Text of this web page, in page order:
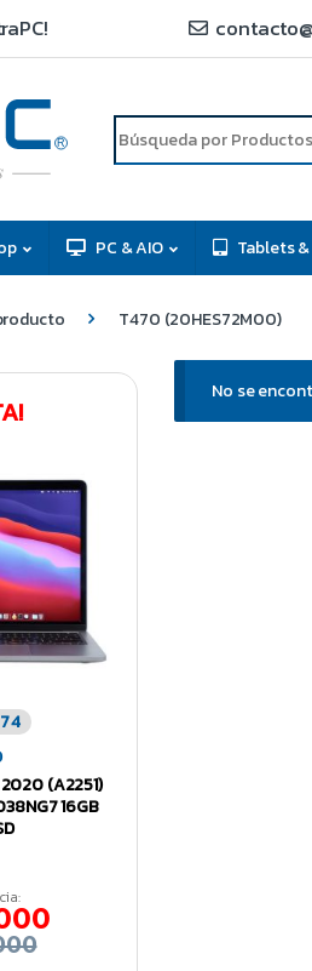
R
PC & AIO Tablets
T470 (20HES72M00)
No se
(A2251)
16GB